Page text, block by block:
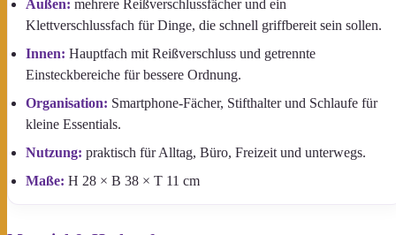
Außen: mehrere Reißverschlussfächer und ein
Klettverschlussfach für Dinge, die schnell griffbereit sein sollen.
Innen: Hauptfach mit Reißverschluss und getrennte
Einsteckbereiche für bessere Ordnung.
Organisation: Smartphone-Fächer, Stifthalter und Schlaufe für
kleine Essentials.
Nutzung: praktisch für Alltag, Büro, Freizeit und unterwegs.
Maße: H 28 × B 38 × T 11 cm